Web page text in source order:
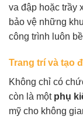
va đập hoặc trầy
bảo vệ những
công trình luôn
Trang trí và tạo
Không chỉ có
còn là một phụ
mỹ cho không